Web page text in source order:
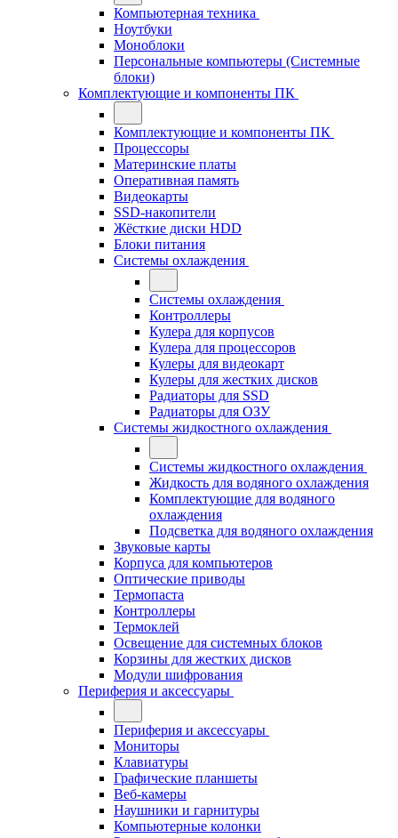
Компьютерная техника
Ноутбуки
Моноблоки
Персональные компьютеры (Системные
блоки)
Комплектующие и компоненты ПК
Комплектующие и компоненты ПК
Процессоры
Материнские платы
Оперативная память
Видеокарты
SSD-накопители
Жёсткие диски HDD
Блоки питания
Системы охлаждения
Системы охлаждения
Контроллеры
Кулера для корпусов
Кулера для процессоров
Кулеры для видеокарт
Кулеры для жестких дисков
Радиаторы для SSD
Радиаторы для ОЗУ
Системы жидкостного охлаждения
Системы жидкостного охлаждения
Жидкость для водяного охлаждения
Комплектующие для водяного
охлаждения
Подсветка для водяного охлаждения
Звуковые карты
Корпуса для компьютеров
Оптические приводы
Термопаста
Контроллеры
Термоклей
Освещение для системных блоков
Корзины для жестких дисков
Модули шифрования
Периферия и аксессуары
Периферия и аксессуары
Мониторы
Клавиатуры
Графические планшеты
Веб-камеры
Наушники и гарнитуры
Компьютерные колонки